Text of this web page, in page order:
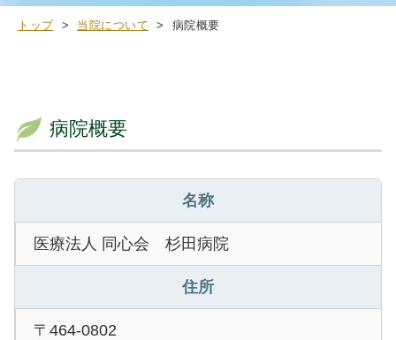
トップ > 当院について > 病院概要
病院概要
名称
医療法人 同心会 杉田病院
住所
〒464-0802